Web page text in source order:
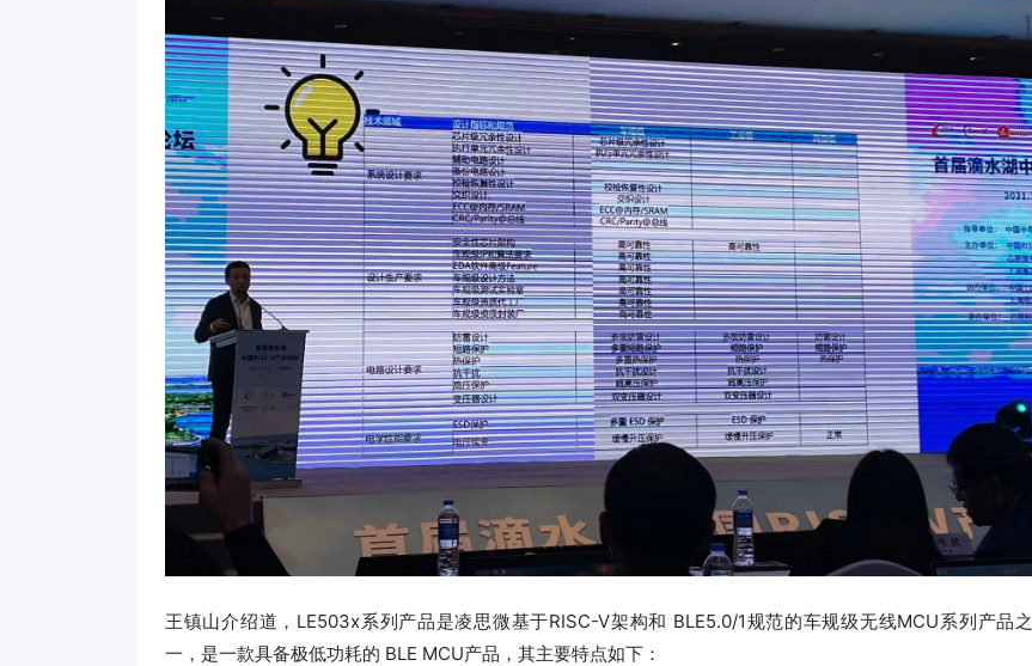
王镇山介绍道，LE503x系列产品是凌思微基于RISC-V架构和 BLE5.0/1规范的车规级无线MCU系列产品之
一，是一款具备极低功耗的 BLE MCU产品，其主要特点如下：